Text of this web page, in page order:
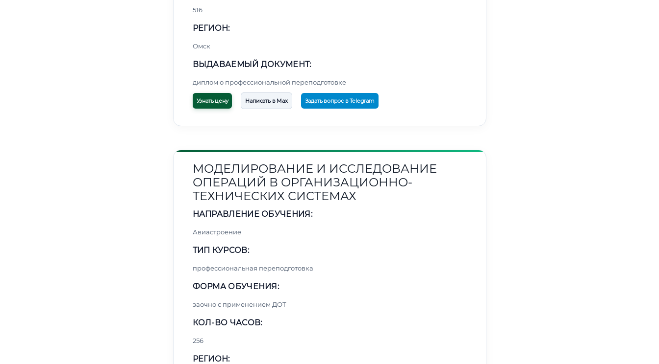
516
РЕГИОН:
Омск
ВЫДАВАЕМЫЙ ДОКУМЕНТ:
диплом о профессиональной переподготовке
Узнать цену Написать в Max Задать вопрос в Telegram
МОДЕЛИРОВАНИЕ И ИССЛЕДОВАНИЕ
ОПЕРАЦИЙ В ОРГАНИЗАЦИОННО-
ТЕХНИЧЕСКИХ СИСТЕМАХ
НАПРАВЛЕНИЕ ОБУЧЕНИЯ:
Авиастроение
ТИП КУРСОВ:
профессиональная переподготовка
ФОРМА ОБУЧЕНИЯ:
заочно с применением ДОТ
КОЛ-ВО ЧАСОВ:
256
РЕГИОН: